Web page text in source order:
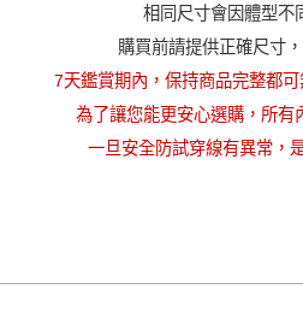
相同尺寸會因體型不
購買前請提供正確尺寸
7天鑑賞期內，保持商品完整都
為了讓您能更安心選購，所有
一旦安全防試穿線有異常，